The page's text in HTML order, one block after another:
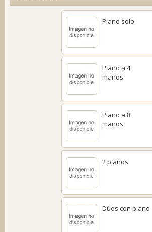
Piano solo
Piano a 4
manos
Piano a 8
manos
2 pianos
Dúos con piano